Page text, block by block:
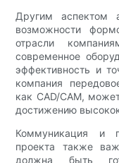
Другим аспектом
возможности
отрасли
современное
эффективность и
компания
как CAD/CAM,
достижению
Коммуникация и
проекта также
должна быть